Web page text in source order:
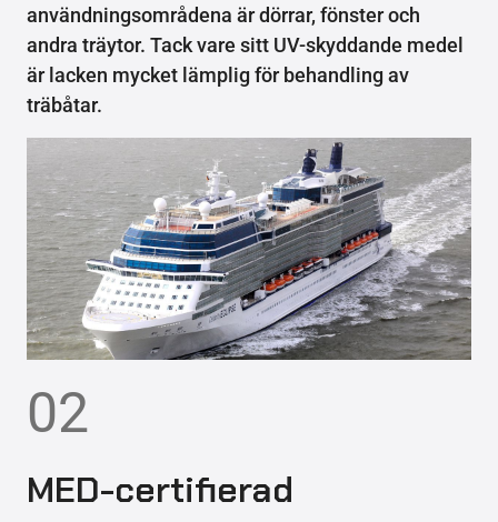
användningsområdena är dörrar, fönster och
andra träytor. Tack vare sitt UV-skyddande medel
är lacken mycket lämplig för behandling av
träbåtar.
02
MED-certifierad